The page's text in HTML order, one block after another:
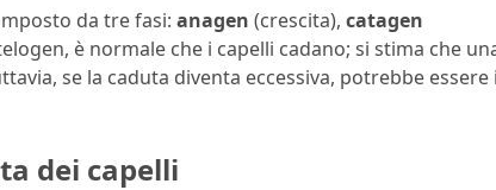
da tre fasi: anagen (crescita), catagen
è normale che i capelli cadano; si stima che
se la caduta diventa eccessiva, potrebbe essere
dei capelli